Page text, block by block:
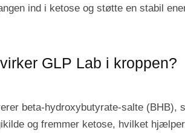
ind i ketose og støtte en stabil
GLP Lab i kroppen?
beta-hydroxybutyrate-salte (BHB),
og fremmer ketose, hvilket